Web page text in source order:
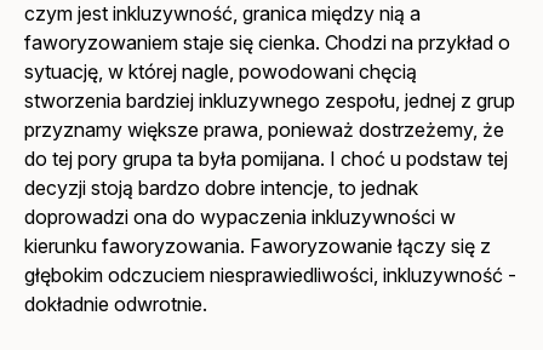
czym jest inkluzywność, granica między nią a
faworyzowaniem staje się cienka. Chodzi na przykład o
sytuację, w której nagle, powodowani chęcią
stworzenia bardziej inkluzywnego zespołu, jednej z grup
przyznamy większe prawa, ponieważ dostrzeżemy, że
do tej pory grupa ta była pomijana. I choć u podstaw tej
decyzji stoją bardzo dobre intencje, to jednak
doprowadzi ona do wypaczenia inkluzywności w
kierunku faworyzowania. Faworyzowanie łączy się z
głębokim odczuciem niesprawiedliwości, inkluzywność -
dokładnie odwrotnie.